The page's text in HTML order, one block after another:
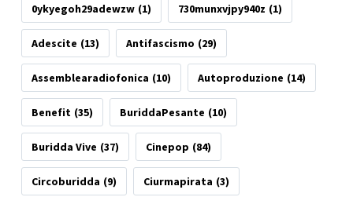
0ykyegoh29adewzw (1) 730munxvjpy940z (1)
Adescite (13) Antifascismo (29)
Assemblearadiofonica (10) Autoproduzione (14)
Benefit (35) BuriddaPesante (10)
Buridda Vive (37) Cinepop (84)
Circoburidda (9) Ciurmapirata (3)